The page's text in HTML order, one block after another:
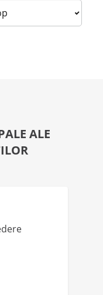
ALE